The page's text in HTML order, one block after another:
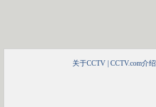
关于CCTV CCTV.com介绍